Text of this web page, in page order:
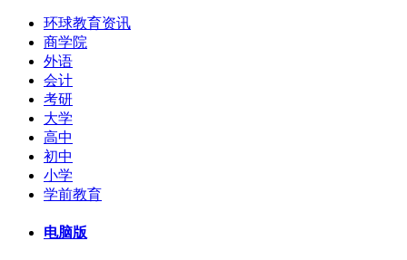
环球教育资讯
商学院
外语
会计
考研
大学
高中
初中
小学
学前教育
电脑版